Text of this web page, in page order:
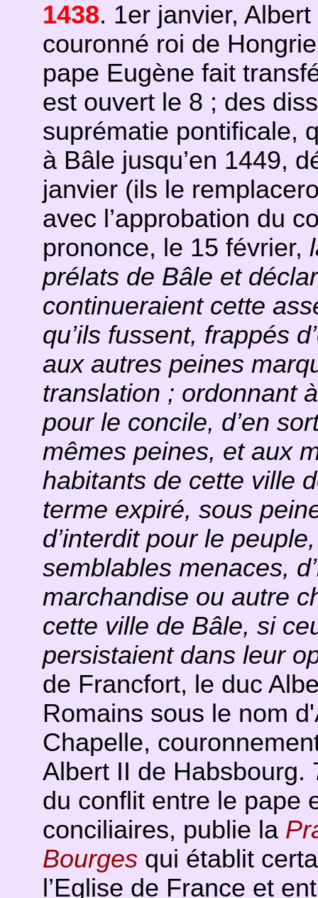
1438. 1er janvier,
couronné roi de
pape Eugène fait
est ouvert le 8 ; des
suprématie pontificale,
à Bâle jusqu’en 1449,
janvier (ils le
avec l’approbation du
prononce, le 15 février,
prélats de Bâle et
continueraient cette
qu’ils fussent, frappés
aux autres peines
translation ; ordonnant
pour le concile, d’en
mêmes peines, et aux
habitants de cette ville
terme expiré, sous
d’interdit pour le
semblables menaces,
marchandise ou autre
cette ville de Bâle, si
persistaient dans leur
de Francfort, le duc
Romains sous le nom
Chapelle,
Albert II de Habsbourg.
du conflit entre le pape
conciliaires, publie la
Bourgesqui établit
l’Eglise de France et